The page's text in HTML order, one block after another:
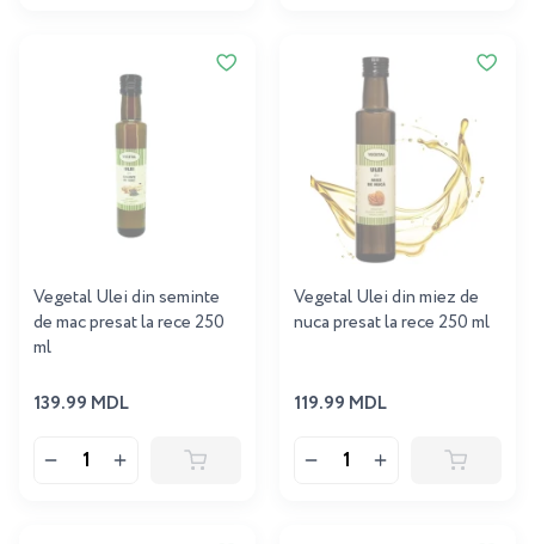
Vegetal Ulei din seminte
de mac presat la rece 250
ml
139.99 MDL
Vegetal Ulei din miez de
nuca presat la rece 250 ml
119.99 MDL